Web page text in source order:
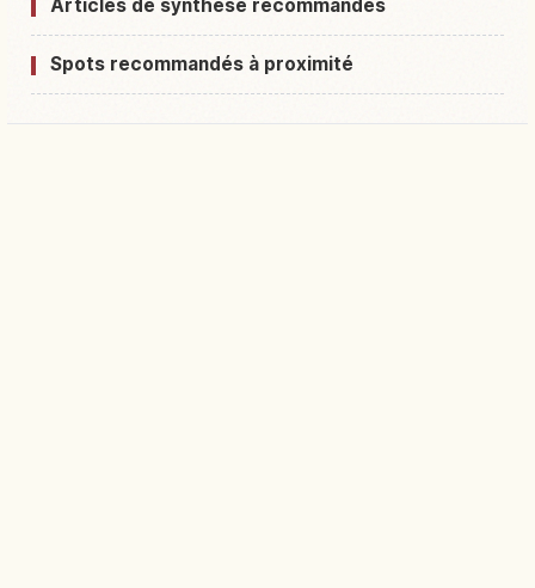
Articles de synthèse recommandés
Spots recommandés à proximité